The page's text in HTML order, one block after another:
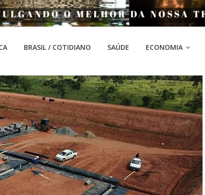
BRASIL / COTIDIANO SAÚDE ECONOMIA